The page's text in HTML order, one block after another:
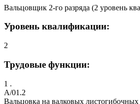
Вальцовщик 2-го разряда (2 уровень
Уровень квалификации:
2
Трудовые функции:
1 .
A/01.2
Вальцовка на валковых